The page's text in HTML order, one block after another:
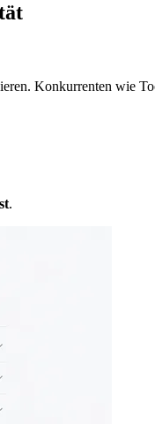
Konkurrenten wie
.